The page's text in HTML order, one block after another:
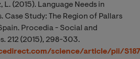
L. (2015). Language Needs in
Case Study: The Region of Pallars
Procedia - Social and
212 (2015), 298-303.
science/article/pii/